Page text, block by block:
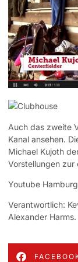
Auch das zweite
Kanal ansehen.
Michael Kujoth
Vorstellungen zur
Youtube
Verantwortlich:
Alexander Harms.